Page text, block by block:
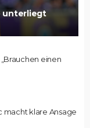
unterliegt
einen
macht klare Ansage